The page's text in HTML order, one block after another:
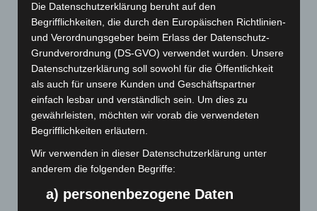
Impfnachweises oder eines Genesenennachweises
(2G) und die dann aber als Kompensation geltende
Testpflicht geregelt. Ausgenommen von einer 2G
Pflicht sind Kinder, Jugendliche bis zur Vollendung
des 18. Lebensjahres sowie Personen, die ein
ärztliches Attest vorlegen, dass sie sich aufgrund
medizinischer Kontraindikation oder der Teilnahme an
Über 18-Jährige mit medizinischer Kontraindikation
Studie müssen dann allerdings den Nachweis eines
Die Datenschutzerklärung beruht auf den
Begrifflichkeiten, die durch den Europäischen Richtlinien-
und Verordnungsgeber beim Erlass der Datenschutz-
Grundverordnung (DS-GVO) verwendet wurden. Unsere
Datenschutzerklärung soll sowohl für die Öffentlichkeit
als auch für unsere Kunden und Geschäftspartner
einfach lesbar und verständlich sein. Um dies zu
gewährleisten, möchten wir vorab die verwendeten
Begrifflichkeiten erläutern.
Wir verwenden in dieser Datenschutzerklärung unter
anderem die folgenden Begriffe:
a) personenbezogene Daten